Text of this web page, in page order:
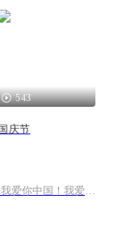
543
国庆节
《我爱你中国》作者：凝嫣心语我爱你中国！我爱你春天蓬勃的秧苗；我爱你秋日金黄的硕果。我爱你中国！我爱你青松气质，我爱你红梅品格！我爱你家乡的甜蔗好像乳汁滋润着我的心窝。我爱你中国，我要把最美的歌儿献给你，我的母亲我的祖国。我爱你中国，我爱...